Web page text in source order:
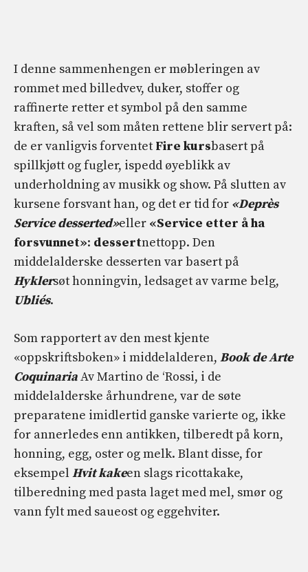
I denne sammenhengen er møbleringen av
rommet med billedvev, duker, stoffer og
raffinerte retter et symbol på den samme
kraften, så vel som måten rettene blir servert på:
de er vanligvis forventet Fire kursbasert på
spillkjøtt og fugler, ispedd øyeblikk av
underholdning av musikk og show. På slutten av
kursene forsvant han, og det er tid for «Deprès
Service desserted»eller «Service etter å ha
forsvunnet»: dessertnettopp. Den
middelalderske desserten var basert på
Hyklersøt honningvin, ledsaget av varme belg,
Ubliés.
Som rapportert av den mest kjente
«oppskriftsboken» i middelalderen, Book de Arte
CoquinariaAv Martino de ‘Rossi, i de
middelalderske århundrene, var de søte
preparatene imidlertid ganske varierte og, ikke
for annerledes enn antikken, tilberedt på korn,
honning, egg, oster og melk. Blant disse, for
eksempel Hvit kakeen slags ricottakake,
tilberedning med pasta laget med mel, smør og
vann fylt med saueost og eggehviter.